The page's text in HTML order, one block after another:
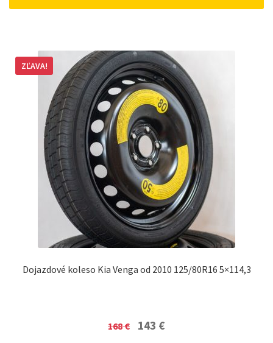
Dojazdové koleso Kia Venga od 2010 125/80R16 5×114,3
ZĽAVA!
168€
Original
143 €Current